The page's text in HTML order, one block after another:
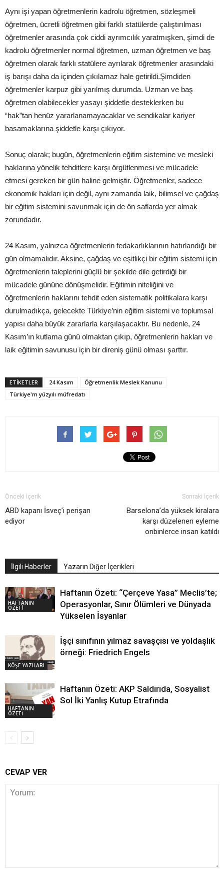
Aynı işi yapan öğretmenlerin kadrolu öğretmen, sözleşmeli
öğretmen, ücretli öğretmen gibi farklı statülerde çalıştırılması
öğretmenler arasında çok ciddi ayrımcılık yaratmışken, şimdi de
kadrolu öğretmenler normal öğretmen, uzman öğretmen ve baş
öğretmen olarak farklı statülere ayrılarak öğretmenler arasındaki
iş barışı daha da içinden çıkılamaz hale getirildi.Şimdiden
öğretmenler karpuz gibi yarılmış durumda. Uzman ve baş
öğretmen olabilecekler yasayı şiddetle desteklerken bu
“hak”tan henüz yararlanamayacaklar ve sendikalar kariyer
basamaklarına şiddetle karşı çıkıyor.
Sonuç olarak; bugün, öğretmenlerin eğitim sistemine ve mesleki
haklarına yönelik tehditlere karşı örgütlenmesi ve mücadele
etmesi gereken bir gün haline gelmiştir. Öğretmenler, sadece
ekonomik hakları için değil, aynı zamanda laik, bilimsel ve çağdaş
bir eğitim sistemini savunmak için de ön saflarda yer almak
zorundadır.
24 Kasım, yalnızca öğretmenlerin fedakarlıklarının hatırlandığı bir
gün olmamalıdır. Aksine, çağdaş ve eşitlikçi bir eğitim sistemi için
öğretmenlerin taleplerini güçlü bir şekilde dile getirdiği bir
mücadele gününe dönüşmelidir. Eğitimin niteliğini ve
öğretmenlerin haklarını tehdit eden sistematik politikalara karşı
durulmadıkça, gelecekte Türkiye’nin eğitim sistemi ve toplumsal
yapısı daha büyük zararlarla karşılaşacaktır. Bu nedenle, 24
Kasım’ın kutlama günü olmaktan çıkıp, öğretmenlerin hakları ve
laik eğitimin savunusu için bir direniş günü olması şarttır.
ETIKETLER 24 Kasım
Öğretmenlik Meslek Kanunu
Türkiye'm yüzyılı müfredatı
Önceki İçerik
ABD kapanı İsveç’i perişan
ediyor
Sonraki İçerik
Barselona’da yüksek kiralara
karşı düzelenen eyleme
onbinlerce insan katıldı
İlgili Haberler Yazarın Diğer İçerikleri
HAFTANIN
ÖZETİ
Haftanın Özeti: “Çerçeve Yasa” Meclis’te;
Operasyonlar, Sınır Ölümleri ve Dünyada
Yükselen İsyanlar
KÖŞE YAZILARI
İşçi sınıfının yılmaz savaşçısı ve yoldaşlık
örneği: Friedrich Engels
HAFTANIN
ÖZETİ
Haftanın Özeti: AKP Saldırıda, Sosyalist
Sol İki Yanlış Kutup Etrafında
CEVAP VER